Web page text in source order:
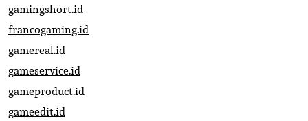
gamingshort.id
francogaming.id
gamereal.id
gameservice.id
gameproduct.id
gameedit.id